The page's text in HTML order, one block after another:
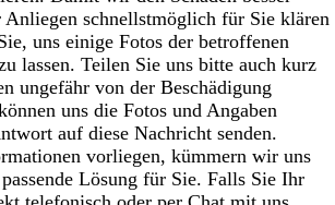
Anliegen schnellstmöglich für Sie klären
uns einige Fotos der betroffenen
lassen. Teilen Sie uns bitte auch kurz
ungefähr von der Beschädigung
uns die Fotos und Angaben
auf diese Nachricht senden.
vorliegen, kümmern wir uns
Lösung für Sie. Falls Sie Ihr